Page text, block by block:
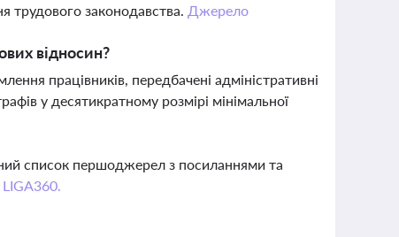
трудового законодавства. Джерело
відносин?
працівників, передбачені адміністративні
у десятикратному розмірі мінімальної
список першоджерел з посиланнями та
LIGA360.